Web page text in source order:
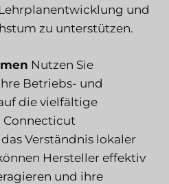
und
zu unterstützen.
Nutzen Sie
Betriebs- und
die vielfältige
Connecticut
Verständnis lokaler
Hersteller effektiv
und ihre